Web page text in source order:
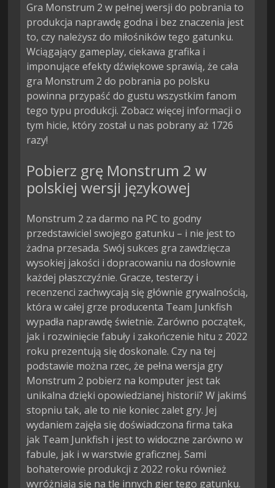
Gra Monstrum 2 w pełnej wersji do pobrania to
produkcja naprawdę godna i bez znaczenia jest
to, czy należysz do miłośników tego gatunku.
Wciągający gameplay, ciekawa grafika i
imponujące efekty dźwiękowe sprawią, że cała
gra Monstrum 2 do pobrania po polsku
powinna przypaść do gustu wszystkim fanom
tego typu produkcji. Zobacz więcej informacji o
tym hicie, który został u nas pobrany aż 1726
razy!
Pobierz grę Monstrum 2 w
polskiej wersji językowej
Monstrum 2 za darmo na PC to godny
przedstawiciel swojego gatunku – i nie jest to
żadna przesada. Swój sukces gra zawdzięcza
wysokiej jakości i dopracowaniu na dosłownie
każdej płaszczyźnie. Gracze, testerzy i
recenzenci zachwycają się głównie grywalnością,
która w całej grze producenta Team Junkfish
wypadła naprawdę świetnie. Zarówno początek,
jak i rozwinięcie fabuły i zakończenie hitu z 2022
roku prezentują się doskonale. Czy na tej
podstawie można rzec, że pełna wersja gry
Monstrum 2 pobierz na komputer jest tak
unikalna dzięki opowiedzianej historii? W jakimś
stopniu tak, ale to nie koniec zalet gry. Jej
wydaniem zajęła się doświadczona firma taka
jak Team Junkfish i jest to widoczne zarówno w
fabule, jak i w warstwie graficznej. Sami
bohaterowie produkcji z 2022 roku również
wyróżniają się na tle innych gier tego gatunku.